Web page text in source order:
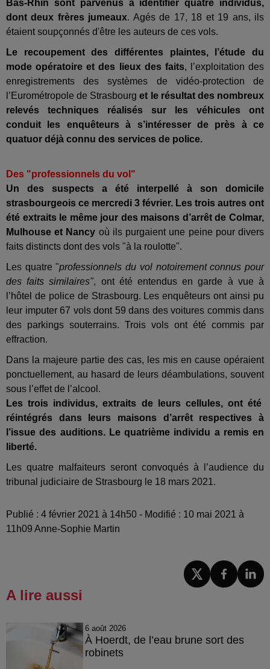
Bas-Rhin sont parvenus à identifier quatre individus,
dont deux frères jumeaux. Agés de 17, 18 et 19 ans, ils
étaient soupçonnés d'être les auteurs de ces vols.
Le recoupement des différentes plaintes, l’étude du
mode opératoire et des lieux des faits, l’exploitation des
enregistrements des systèmes de vidéo-protection de
l’Eurométropole de Strasbourget le résultat des nombreux
relevés techniques réalisés sur les véhicules ont
conduit les enquêteurs à s’intéresser de près à ce
quatuor déjà connu des services de police.
Des "professionnels du vol"
Un des suspects a été interpellé à son domicile
strasbourgeois ce mercredi 3 février. Les trois autres ont
été extraits le même jour des maisons d’arrêt de Colmar,
Mulhouse et Nancy où ils purgaient une peine pour divers
faits distincts dont des vols "à la roulotte".
Les quatre "professionnels du vol notoirement connus pour
des faits similaires", ont été entendus en garde à vue à
l’hôtel de police de Strasbourg. Les enquêteurs ont ainsi pu
leur imputer 67 vols dont 59 dans des voitures commis dans
des parkings souterrains. Trois vols ont été commis par
effraction.
Dans la majeure partie des cas, les mis en cause opéraient
ponctuellement, au hasard de leurs déambulations, souvent
sous l’effet de l’alcool.
Les trois individus, extraits de leurs cellules, ont été
réintégrés dans leurs maisons d’arrêt respectives à
l’issue des auditions. Le quatrième individu a remis en
liberté.
Les quatre malfaiteurs seront convoqués à l’audience du
tribunal judiciaire de Strasbourg le 18 mars 2021.
Publié : 4 février 2021 à 14h50 - Modifié : 10 mai 2021 à
11h09 Anne-Sophie Martin
A lire aussi
6 août 2026
À Hoerdt, de l’eau brune sort des
robinets